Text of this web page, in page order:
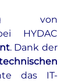
. Dank der
das IT-